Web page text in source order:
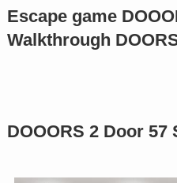
Escape game
Walkthrough
DOOORS 2 Door 57